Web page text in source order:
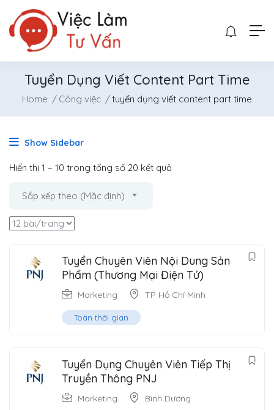
Tuyển Dụng Viết Content Part Time
Home Công việc tuyển dụng viết content part time
Show Sidebar
Hiển thị 1 – 10 trong tổng số 20 kết quả
Sắp xếp theo (Mặc định)
Tuyển Chuyên Viên Nội Dung Sản
Phẩm (Thương Mại Điện Tử)
Marketing TP Hồ Chí Minh
Toàn thời gian
Tuyển Dụng Chuyên Viên Tiếp Thị
Truyền Thông PNJ
Marketing Bình Dương